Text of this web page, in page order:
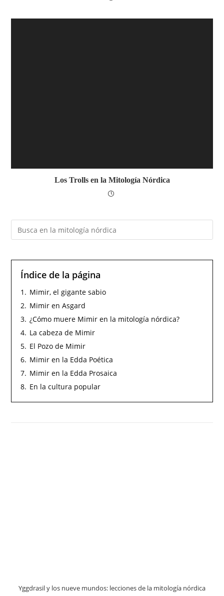
Los Trolls en la Mitología Nórdica
Índice de la página
1. Mimir, el gigante sabio
2. Mimir en Asgard
3. ¿Cómo muere Mimir en la mitología nórdica?
4. La cabeza de Mimir
5. El Pozo de Mimir
6. Mimir en la Edda Poética
7. Mimir en la Edda Prosaica
8. En la cultura popular
Yggdrasil y los nueve mundos: lecciones de la mitología nórdica